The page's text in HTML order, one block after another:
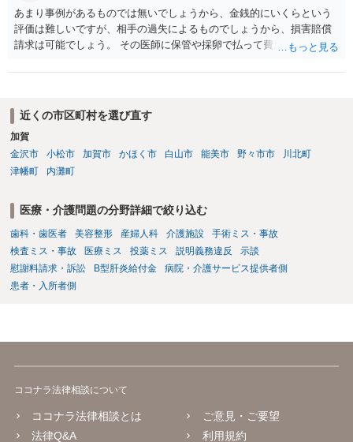
あまり事例があるものでは無いでしょうから、金銭的にいくらという
評価は難しいですが、相手の過失によるものでしょうから、損害賠償
請求は可能でしょう。 その医師に保管や採卵で払って費用の返金＋α
思います。
近くの市区町村を選び直す
加賀
金沢市
小松市 加賀市 かほく市 白山市 能美市 野々市市
川北町
津幡町
内灘町
医療・介護問題の分野詳細で絞り込む
歯科・歯医者 美容整形 産婦人科 介護施設
手術ミス・事故
検査ミス・事故
医療ミス 投薬ミス 説明義務違反
示談
慰謝料請求・訴訟
B型肝炎給付金
病院・介護サービス提供者側
患者・入所者側
ココナラ法律相談について
ココナラ法律相談とは
法律Q&A
ご意見・ご要望
利用規約